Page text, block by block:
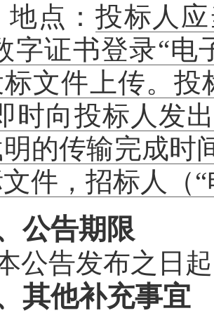
地点： 投标人
字证书登录“电
文件上传。投
时向投标人发
的传输完成时
件，招标人（
公告期限
公告发布之日
其他补充事宜